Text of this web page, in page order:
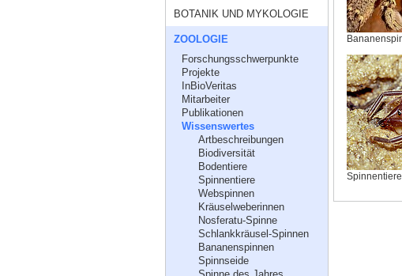
BOTANIK UND MYKOLOGIE
ZOOLOGIE
Forschungsschwerpunkte
Projekte
InBioVeritas
Mitarbeiter
Publikationen
Wissenswertes
Artbeschreibungen
Biodiversität
Bodentiere
Spinnentiere
Webspinnen
Kräuselweberinnen
Nosferatu-Spinne
Schlankkräusel-Spinnen
Bananenspinnen
Spinnseide